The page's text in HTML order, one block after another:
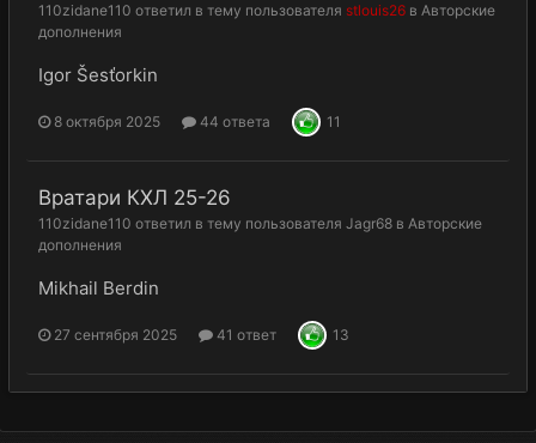
110zidane110 ответил в тему пользователя stlouis26 в Авторские
дополнения
Igor Šesťorkin
8 октября 2025 44 ответа 11
Вратари КХЛ 25-26
110zidane110 ответил в тему пользователя Jagr68 в Авторские
дополнения
Mikhail Berdin
27 сентября 2025 41 ответ 13